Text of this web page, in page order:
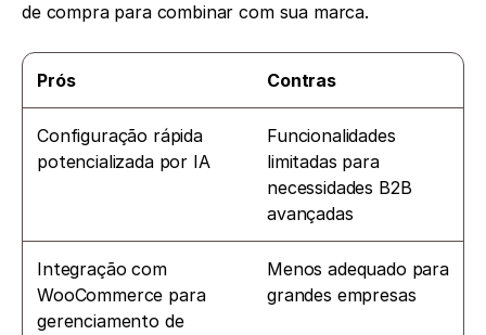
de compra para combinar com sua marca.
Prós Contras
Configuração rápida
potencializada por IA
Funcionalidades
limitadas para
necessidades B2B
avançadas
Integração com
WooCommerce para
gerenciamento de
Menos adequado para
grandes empresas